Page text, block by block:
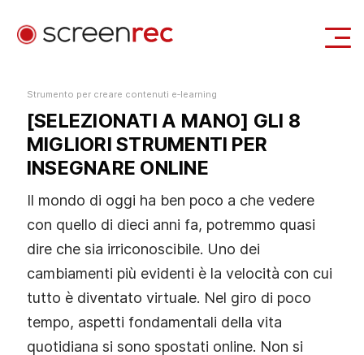
Accedi Scarica Gratis
Strumento per creare contenuti e‑learning
[SELEZIONATI A MANO] GLI 8
MIGLIORI STRUMENTI PER
INSEGNARE ONLINE
Il mondo di oggi ha ben poco a che vedere
con quello di dieci anni fa, potremmo quasi
dire che sia irriconoscibile. Uno dei
cambiamenti più evidenti è la velocità con cui
tutto è diventato virtuale. Nel giro di poco
tempo, aspetti fondamentali della vita
quotidiana si sono spostati online. Non si